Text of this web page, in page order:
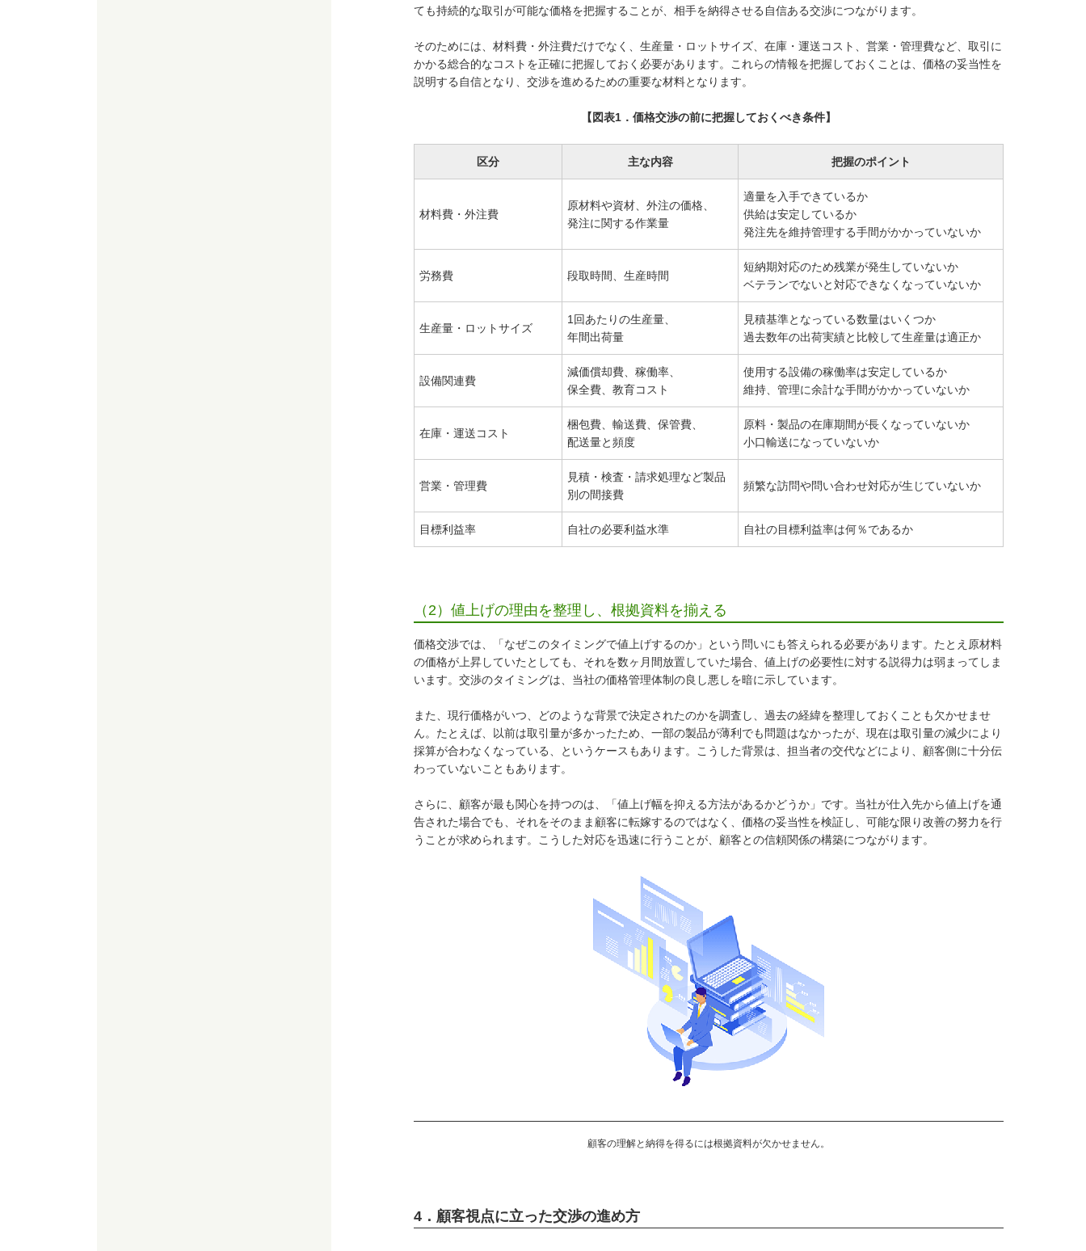
ても持続的な取引が可能な価格を把握することが、相手を納得させる自信ある交渉につながります。
そのためには、材料費・外注費だけでなく、生産量・ロットサイズ、在庫・運送コスト、営業・管理費など、取引に
かかる総合的なコストを正確に把握しておく必要があります。これらの情報を把握しておくことは、価格の妥当性を
説明する自信となり、交渉を進めるための重要な材料となります。
【図表1．価格交渉の前に把握しておくべき条件】
区分 主な内容 把握のポイント
材料費・外注費
原材料や資材、外注の価格、
発注に関する作業量
適量を入手できているか
供給は安定しているか
発注先を維持管理する手間がかかっていないか
労務費 段取時間、生産時間
短納期対応のため残業が発生していないか
ベテランでないと対応できなくなっていないか
生産量・ロットサイズ
1回あたりの生産量、
年間出荷量
見積基準となっている数量はいくつか
過去数年の出荷実績と比較して生産量は適正か
設備関連費
減価償却費、稼働率、
保全費、教育コスト
使用する設備の稼働率は安定しているか
維持、管理に余計な手間がかかっていないか
在庫・運送コスト
梱包費、輸送費、保管費、
配送量と頻度
原料・製品の在庫期間が長くなっていないか
小口輸送になっていないか
営業・管理費
見積・検査・請求処理など製品
別の間接費
頻繁な訪問や問い合わせ対応が生じていないか
目標利益率 自社の必要利益水準 自社の目標利益率は何％であるか
（2）値上げの理由を整理し、根拠資料を揃える
価格交渉では、「なぜこのタイミングで値上げするのか」という問いにも答えられる必要があります。たとえ原材料
の価格が上昇していたとしても、それを数ヶ月間放置していた場合、値上げの必要性に対する説得力は弱まってしま
います。交渉のタイミングは、当社の価格管理体制の良し悪しを暗に示しています。
また、現行価格がいつ、どのような背景で決定されたのかを調査し、過去の経緯を整理しておくことも欠かせませ
ん。たとえば、以前は取引量が多かったため、一部の製品が薄利でも問題はなかったが、現在は取引量の減少により
採算が合わなくなっている、というケースもあります。こうした背景は、担当者の交代などにより、顧客側に十分伝
わっていないこともあります。
さらに、顧客が最も関心を持つのは、「値上げ幅を抑える方法があるかどうか」です。当社が仕入先から値上げを通
告された場合でも、それをそのまま顧客に転嫁するのではなく、価格の妥当性を検証し、可能な限り改善の努力を行
うことが求められます。こうした対応を迅速に行うことが、顧客との信頼関係の構築につながります。
顧客の理解と納得を得るには根拠資料が欠かせません。
4．顧客視点に立った交渉の進め方